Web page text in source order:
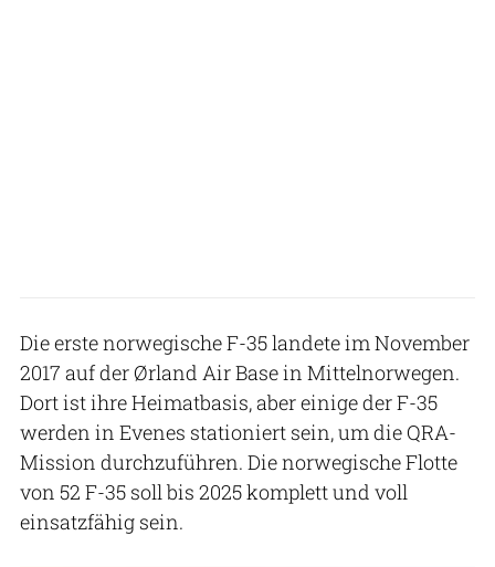
Die erste norwegische F-35 landete im November
2017 auf der Ørland Air Base in Mittelnorwegen.
Dort ist ihre Heimatbasis, aber einige der F-35
werden in Evenes stationiert sein, um die QRA-
Mission durchzuführen. Die norwegische Flotte
von 52 F-35 soll bis 2025 komplett und voll
einsatzfähig sein.